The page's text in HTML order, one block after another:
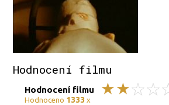
Hodnocení filmu
Hodnocení filmu
Hodnoceno 1333x